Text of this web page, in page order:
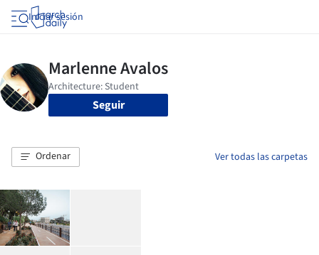
Iniciar sesión
Seguir
Ordenar Ver todas las carpetas